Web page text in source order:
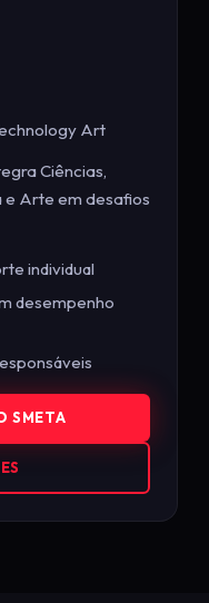
Art
Ciências,
e Arte em desafios
individual
desempenho
SMETA